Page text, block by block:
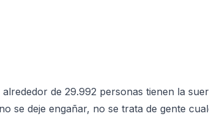
de 29.992 personas tienen la
se deje engañar, no se trata de gente